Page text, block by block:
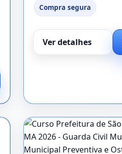
Compra segura
Ver detalhes